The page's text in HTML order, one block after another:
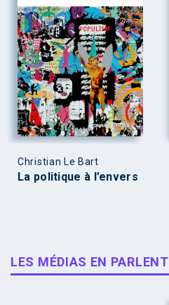
Christian Le Bart
La politique à l’envers
LES MÉDIAS EN PARLENT